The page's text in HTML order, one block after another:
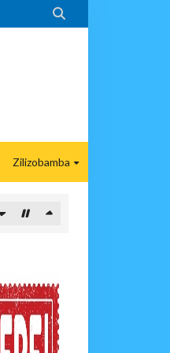

Zilizobamba